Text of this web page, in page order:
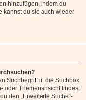
hinzufügen, indem du
kannst du sie auch wieder
Suchbegriff in die Suchbox
oder Themenansicht findest.
den „Erweiterte Suche“-